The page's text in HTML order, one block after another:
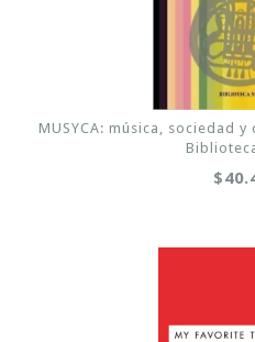
MUSYCA: música, sociedad